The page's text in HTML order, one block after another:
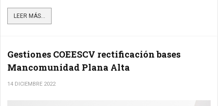
LEER MÁS...
Gestiones COEESCV rectificación bases
Mancomunidad Plana Alta
14 DICIEMBRE 2022